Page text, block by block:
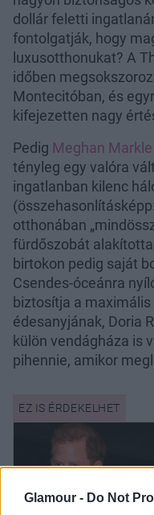
Glamour - Do Not
dollár feletti
fontolgatják, hogy
luxusotthonukat? A
időben
Montecitóban, és
kifejezetten nagy
Pedig Meghan Markle
tényleg egy valóra
ingatlanban kilenc
otthonában
fürdőszobát
birtokon pedig saját
Csendes-óceánra
biztosítja a
édesanyjának, Doria
külön vendágháza is
pihennie, amikor